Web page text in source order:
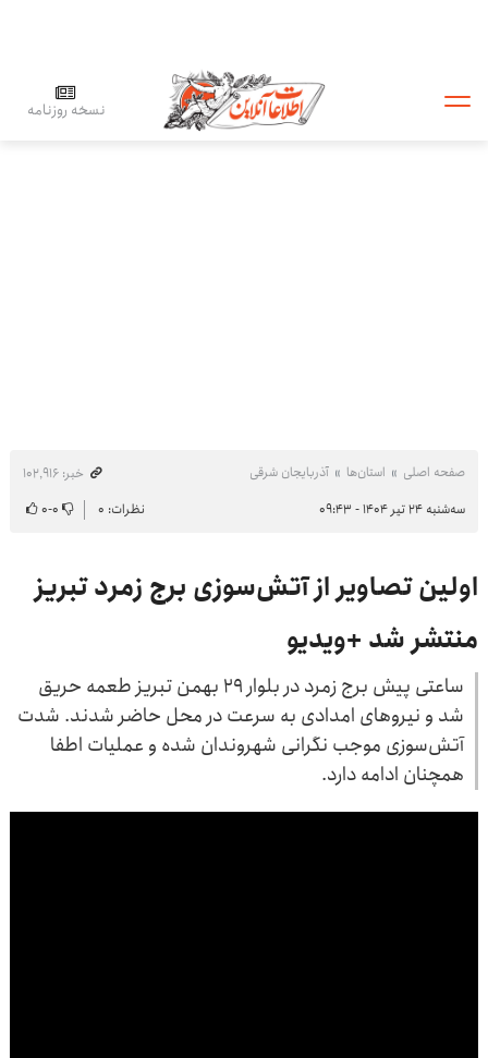
نسخه روزنامه
صفحه اصلی استان‌ها آذربایجان شرقی
خبر: ۱۰۲٬۹۱۶
سه‌شنبه ۲۴ تیر ۱۴۰۴ - ۰۹:۴۳
نظرات: ۰ ۰-۰
اولین تصاویر از آتش‌سوزی برج زمرد تبریز
منتشر شد +ویدیو
ساعتی پیش برج زمرد در بلوار ۲۹ بهمن تبریز طعمه حریق
شد و نیروهای امدادی به سرعت در محل حاضر شدند. شدت
آتش‌سوزی موجب نگرانی شهروندان شده و عملیات اطفا
همچنان ادامه دارد.